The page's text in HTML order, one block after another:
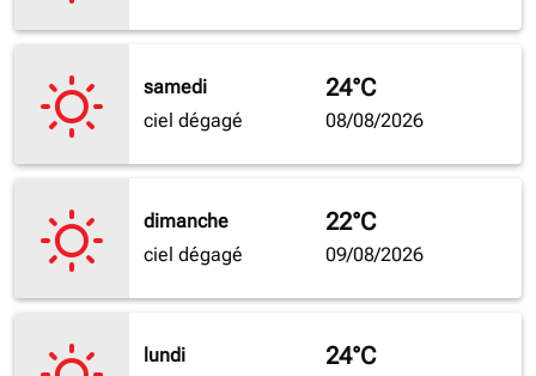
samedi
ciel dégagé
24°C
08/08/2026
dimanche
ciel dégagé
22°C
09/08/2026
lundi
24°C